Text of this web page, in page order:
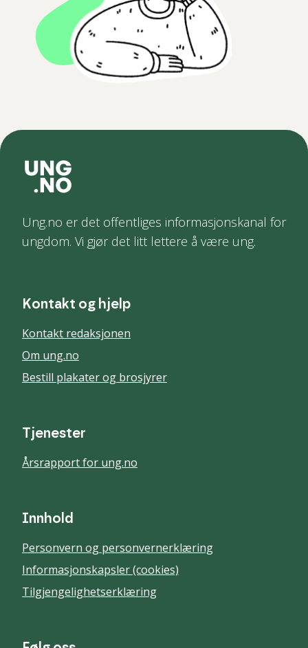
Ung.no er det offentliges informasjonskanal for
ungdom. Vi gjør det litt lettere å være ung.
Kontakt og hjelp
Kontakt redaksjonen
Om ung.no
Bestill plakater og brosjyrer
Tjenester
Årsrapport for ung.no
Innhold
Personvern og personvernerklæring
Informasjonskapsler (cookies)
Tilgjengelighetserklæring